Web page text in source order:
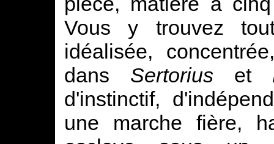
Vous y trouvez
idéalisée,
dans Sertorius et
d'instinctif,
une marche fière,